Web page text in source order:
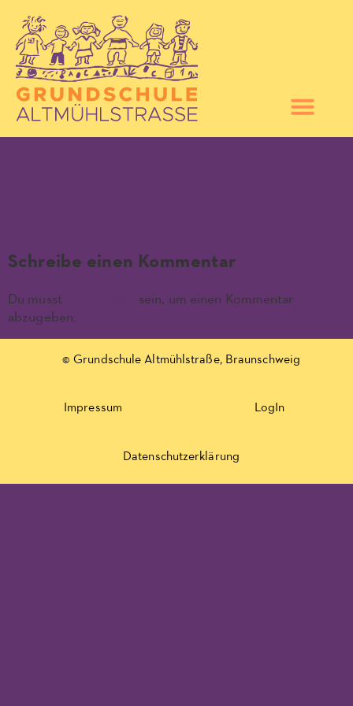
Schreibe einen Kommentar
Du musst
sein, um einen Kommentar
abzugeben.
© Grundschule Altmühlstraße, Braunschweig
Impressum LogIn
Datenschutzerklärung